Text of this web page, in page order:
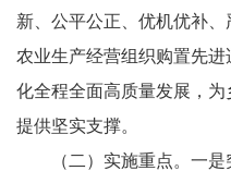
新、公平公正、优机优补
农业生产经营组织购置先
化全程全面高质量发展，
提供坚实支撑。
（二）实施重点。一